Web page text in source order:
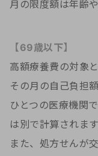
月の限度額は年齢
【69歳以下】
高額療養費の対象
その月の自己負担
ひとつの医療機関
は別で計算されます
また、処方せんが